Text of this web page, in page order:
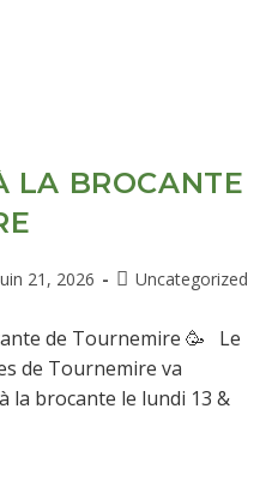
LA BROCANTE
21, 2026 Uncategorized
de Tournemire 🥳 Le
de Tournemire va
la brocante le lundi 13 &